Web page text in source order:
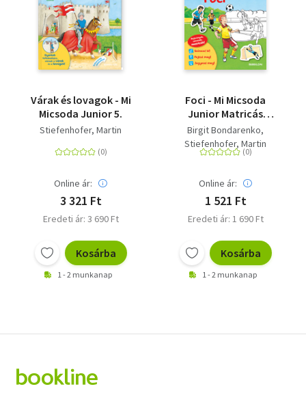
Várak és lovagok - Mi
Micsoda Junior 5.
Stiefenhofer, Martin
Online ár:
3 321 Ft
Eredeti ár: 3 690 Ft
Kosárba
1 - 2 munkanap
Foci - Mi Micsoda
Junior Matricás
rejtvényfüzet
Birgit Bondarenko
Stiefenhofer, Martin
Online ár:
1 521 Ft
Eredeti ár: 1 690 Ft
Kosárba
1 - 2 munkanap